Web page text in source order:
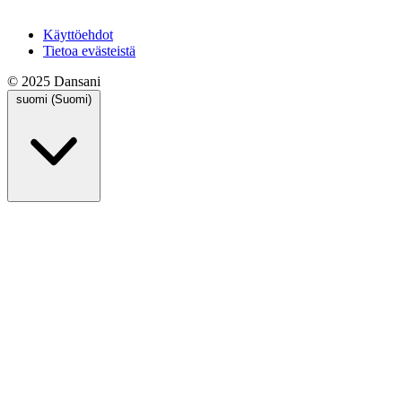
Käyttöehdot
Tietoa evästeistä
© 2025 Dansani
suomi (Suomi)